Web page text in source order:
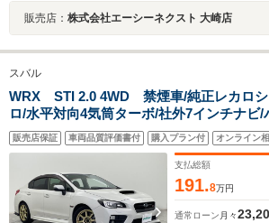
販売店： 株式会社エーシーネクスト 大崎店
スバル
WRX STI 2.0 4WD 禁煙車/純正レカロシ
ロ/水平対向4気筒ターボ/社外7インチナビ/
ハーフレザーシート/ETC/革巻きステアリ
ト/LEDフォグランプ/社外17インチアルミ
販売店保証 車両品質評価書付 購入プラン付 オンライン
支払総額
191.8万円
通常ローン 月々